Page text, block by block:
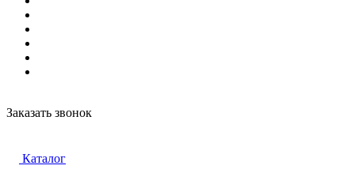
Заказать звонок
Каталог